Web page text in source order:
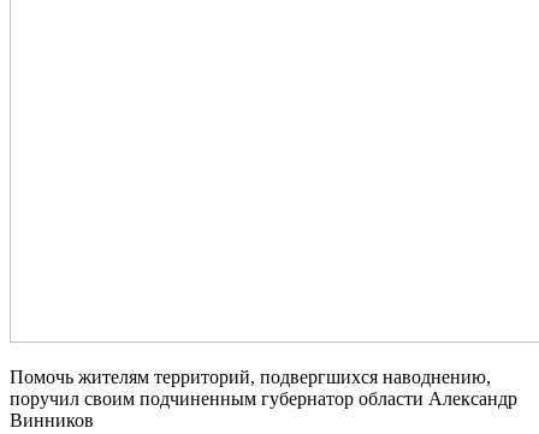
Помочь жителям территорий, подвергшихся наводнению,
поручил своим подчиненным губернатор области Александр
Винников